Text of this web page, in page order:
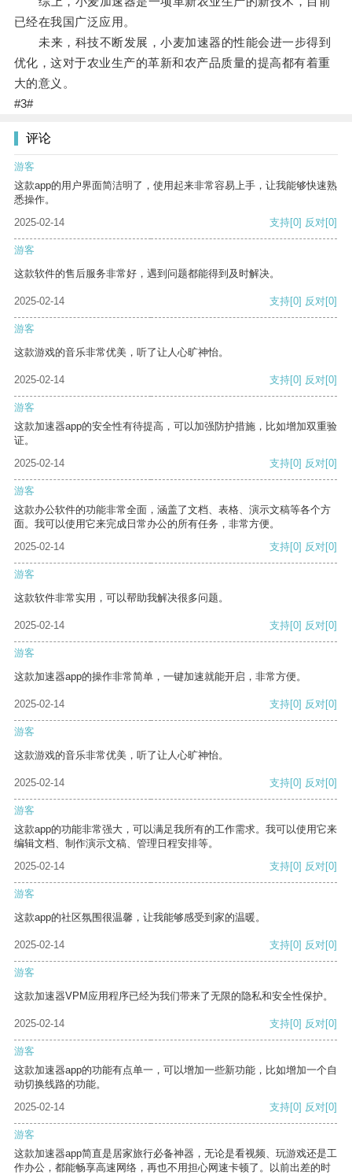
已经在我国广泛应用。
未来，科技不断发展，小麦加速器的性能会进一步得到
优化，这对于农业生产的革新和农产品质量的提高都有着重
大的意义。
#3#
评论
游客
这款app的用户界面简洁明了，使用起来非常容易上手，让我能够快速熟
悉操作。
2025-02-14
支持[0] 反对[0]
游客
这款软件的售后服务非常好，遇到问题都能得到及时解决。
2025-02-14 支持[0] 反对[0]
游客
这款游戏的音乐非常优美，听了让人心旷神怡。
2025-02-14 支持[0] 反对[0]
游客
这款加速器app的安全性有待提高，可以加强防护措施，比如增加双重验
证。
2025-02-14
支持[0] 反对[0]
游客
这款办公软件的功能非常全面，涵盖了文档、表格、演示文稿等各个方
面。我可以使用它来完成日常办公的所有任务，非常方便。
2025-02-14
支持[0] 反对[0]
游客
这款软件非常实用，可以帮助我解决很多问题。
2025-02-14 支持[0] 反对[0]
游客
这款加速器app的操作非常简单，一键加速就能开启，非常方便。
2025-02-14 支持[0] 反对[0]
游客
这款游戏的音乐非常优美，听了让人心旷神怡。
2025-02-14 支持[0] 反对[0]
游客
这款app的功能非常强大，可以满足我所有的工作需求。我可以使用它来
编辑文档、制作演示文稿、管理日程安排等。
2025-02-14
支持[0] 反对[0]
游客
这款app的社区氛围很温馨，让我能够感受到家的温暖。
2025-02-14 支持[0] 反对[0]
游客
这款加速器VPM应用程序已经为我们带来了无限的隐私和安全性保护。
2025-02-14 支持[0] 反对[0]
游客
这款加速器app的功能有点单一，可以增加一些新功能，比如增加一个自
动切换线路的功能。
2025-02-14
支持[0] 反对[0]
游客
这款加速器app简直是居家旅行必备神器，无论是看视频、玩游戏还是工
作办公，都能畅享高速网络，再也不用担心网速卡顿了。以前出差的时